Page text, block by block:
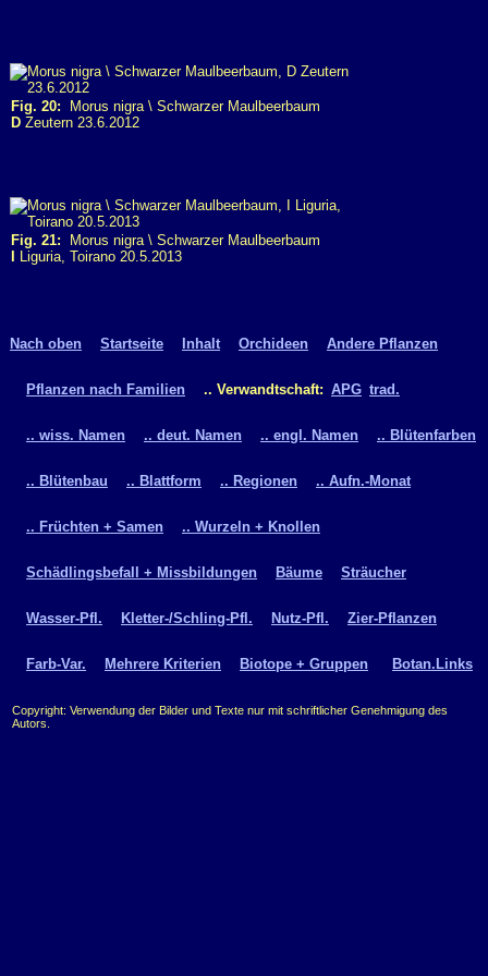
Fig. 20: Morus nigra \ Schwarzer Maulbeerbaum
D Zeutern 23.6.2012
Fig. 21: Morus nigra \ Schwarzer Maulbeerbaum
Liguria, Toirano 20.5.2013
Nach oben Startseite Inhalt Orchideen Andere Pflanzen
Pflanzen nach Familien .. Verwandtschaft: APG trad.
.. wiss. Namen .. deut. Namen .. engl. Namen .. Blütenfarben
.. Blütenbau .. Blattform .. Regionen .. Aufn.-Monat
.. Früchten + Samen .. Wurzeln + Knollen
Schädlingsbefall + Missbildungen Bäume Sträucher
Wasser-Pfl. Kletter-/Schling-Pfl. Nutz-Pfl. Zier-Pflanzen
Farb-Var. Mehrere Kriterien Biotope + Gruppen Botan.Links
Copyright: Verwendung der Bilder und Texte nur mit schriftlicher Genehmigung des
Autors.